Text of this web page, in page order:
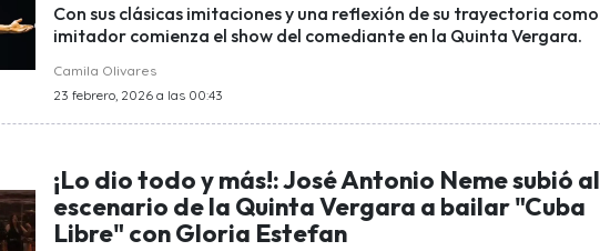
Con sus clásicas imitaciones y una reflexión de su trayectoria como
imitador comienza el show del comediante en la Quinta Vergara.
Camila Olivares
23 febrero, 2026 a las 00:43
¡Lo dio todo y más!: José Antonio Neme subió al
escenario de la Quinta Vergara a bailar "Cuba
Libre" con Gloria Estefan